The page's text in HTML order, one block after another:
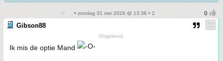
• zondag 31 mei 2026 @ 13:36 • 2
Gibson88
Ongekend.
Ik mis de optie Mand